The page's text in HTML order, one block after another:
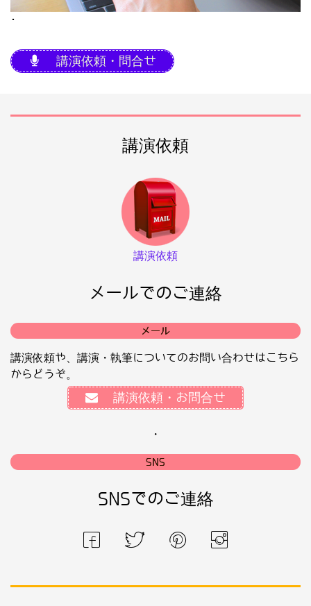
･
講演依頼・問合せ
講演依頼
講演依頼
メールでのご連絡
メール
講演依頼や、講演・執筆についてのお問い合わせはこちら
からどうぞ。
講演依頼・お問合せ
・
SNS
SNSでのご連絡